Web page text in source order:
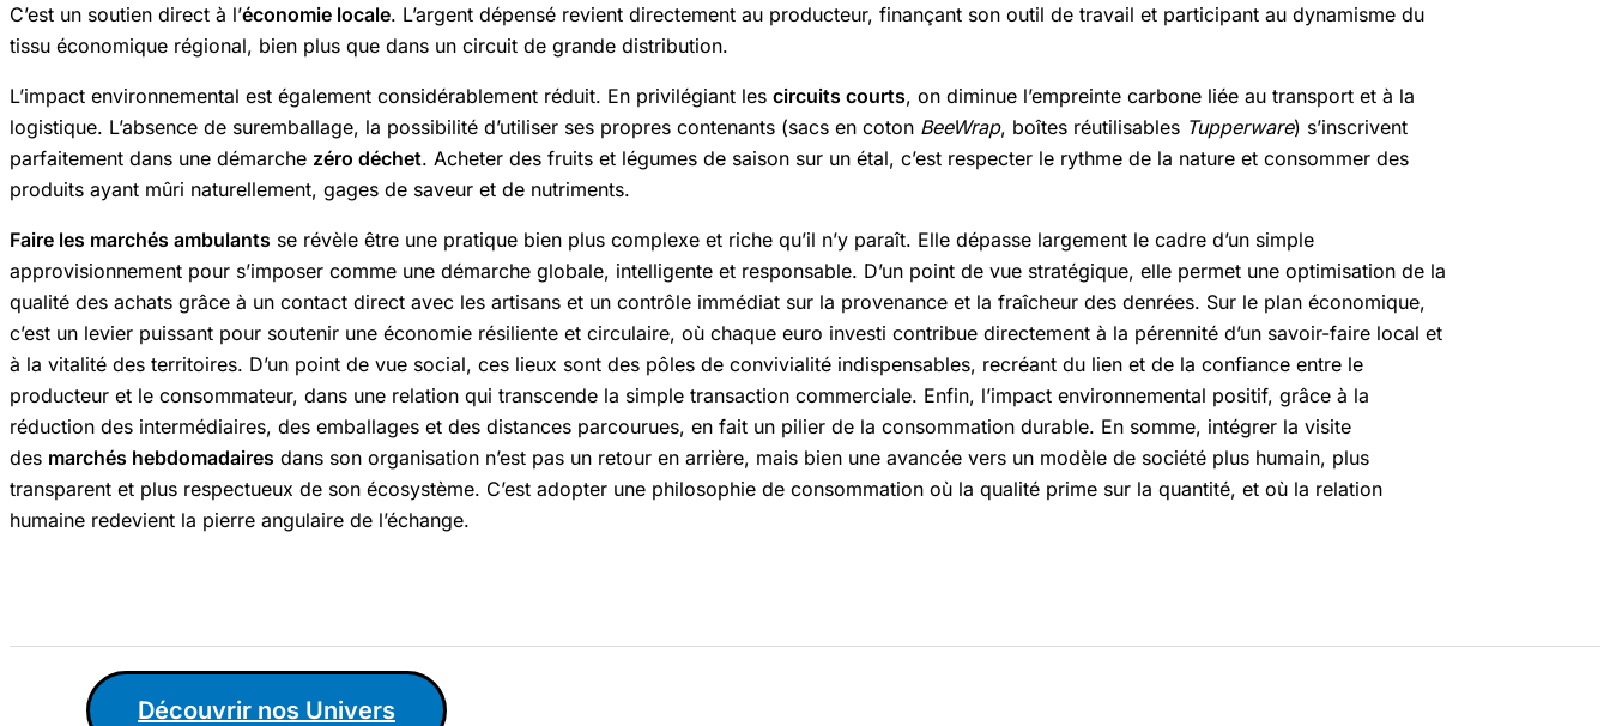
C’est un soutien direct à l’économie locale. L’argent dépensé revient directement au producteur, finançant son outil de travail et participant au dynamisme du
tissu économique régional, bien plus que dans un circuit de grande distribution.
L’impact environnemental est également considérablement réduit. En privilégiant les circuits courts, on diminue l’empreinte carbone liée au transport et à la
logistique. L’absence de suremballage, la possibilité d’utiliser ses propres contenants (sacs en coton BeeWrap, boîtes réutilisables Tupperware) s’inscrivent
parfaitement dans une démarche zéro déchet. Acheter des fruits et légumes de saison sur un étal, c’est respecter le rythme de la nature et consommer des
produits ayant mûri naturellement, gages de saveur et de nutriments.
Faire les marchés ambulants se révèle être une pratique bien plus complexe et riche qu’il n’y paraît. Elle dépasse largement le cadre d’un simple
approvisionnement pour s’imposer comme une démarche globale, intelligente et responsable. D’un point de vue stratégique, elle permet une optimisation de la
qualité des achats grâce à un contact direct avec les artisans et un contrôle immédiat sur la provenance et la fraîcheur des denrées. Sur le plan économique,
c’est un levier puissant pour soutenir une économie résiliente et circulaire, où chaque euro investi contribue directement à la pérennité d’un savoir-faire local et
à la vitalité des territoires. D’un point de vue social, ces lieux sont des pôles de convivialité indispensables, recréant du lien et de la confiance entre le
producteur et le consommateur, dans une relation qui transcende la simple transaction commerciale. Enfin, l’impact environnemental positif, grâce à la
réduction des intermédiaires, des emballages et des distances parcourues, en fait un pilier de la consommation durable. En somme, intégrer la visite
des marchés hebdomadaires dans son organisation n’est pas un retour en arrière, mais bien une avancée vers un modèle de société plus humain, plus
transparent et plus respectueux de son écosystème. C’est adopter une philosophie de consommation où la qualité prime sur la quantité, et où la relation
humaine redevient la pierre angulaire de l’échange.
Découvrir nos Univers